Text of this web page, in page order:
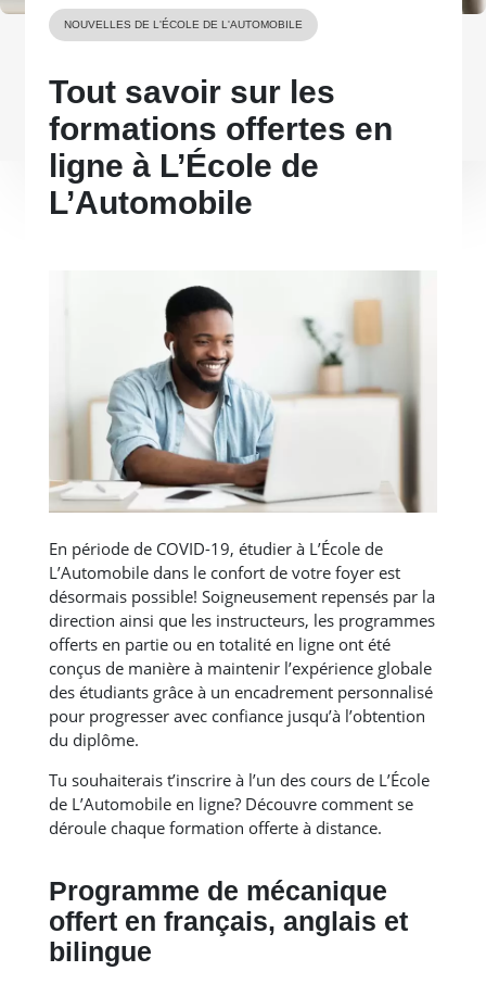
NOUVELLES DE L'ÉCOLE DE L'AUTOMOBILE
Tout savoir sur les
formations offertes en
ligne à L’École de
L’Automobile
En période de COVID-19, étudier à L’École de
L’Automobile dans le confort de votre foyer est
désormais possible! Soigneusement repensés par la
direction ainsi que les instructeurs, les programmes
offerts en partie ou en totalité en ligne ont été
conçus de manière à maintenir l’expérience globale
des étudiants grâce à un encadrement personnalisé
pour progresser avec confiance jusqu’à l’obtention
du diplôme.
Tu souhaiterais t’inscrire à l’un des cours de L’École
de L’Automobile en ligne? Découvre comment se
déroule chaque formation offerte à distance.
Programme de mécanique
offert en français, anglais et
bilingue